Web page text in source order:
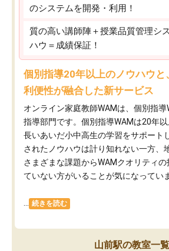
のシステムを開発・利用！
質の高い講師陣＋授業品質管理シ
ハウ＝成績保証！
個別指導20年以上のノウハウと
利便性が融合した新サービス
オンライン家庭教師WAMは、個別指
指導部門です。個別指導WAMは20年以
長いあいだ小中高生の学習をサポート
されたノウハウは計り知れない一方、
さまざまな課題からWAMクオリティの
ていない方がいることが気になってい
続きを読む
山前駅の教室一覧